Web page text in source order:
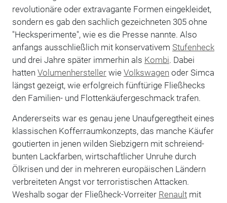
revolutionäre oder extravagante Formen eingekleidet,
sondern es gab den sachlich gezeichneten 305 ohne
"Hecksperimente", wie es die Presse nannte. Also
anfangs ausschließlich mit konservativem Stufenheck
und drei Jahre später immerhin als Kombi. Dabei
hatten Volumenherstellerwie Volkswagen oder Simca
längst gezeigt, wie erfolgreich fünftürige Fließhecks
den Familien- und Flottenkäufergeschmack trafen.
Andererseits war es genau jene Unaufgeregtheit eines
klassischen Kofferraumkonzepts, das manche Käufer
goutierten in jenen wilden Siebzigern mit schreiend-
bunten Lackfarben, wirtschaftlicher Unruhe durch
Ölkrisen und der in mehreren europäischen Ländern
verbreiteten Angst vor terroristischen Attacken.
Weshalb sogar der Fließheck-Vorreiter Renaultmit